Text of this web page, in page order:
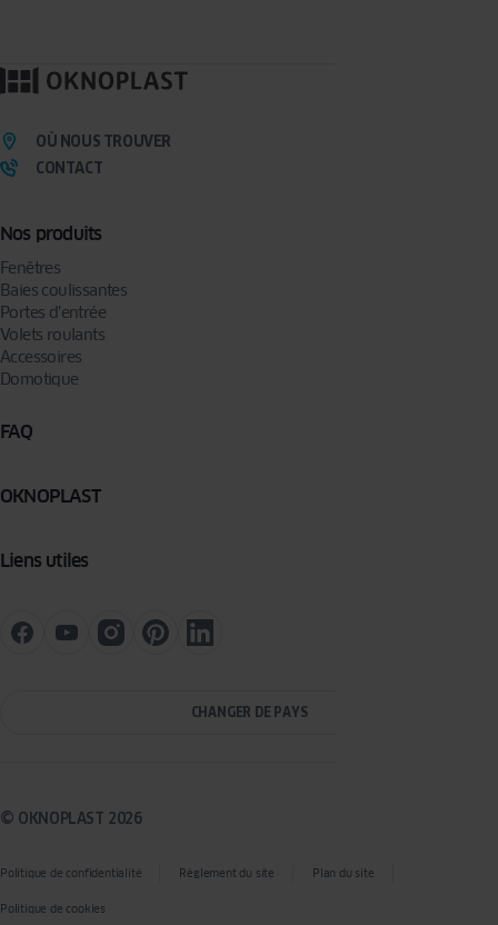
Nos produits
Fenêtres
Baies coulissantes
Portes d’entrée
Volets roulants
Accessoires
Domotique
FAQ
OKNOPLAST
Liens utiles
OÙ NOUS TROUVER
CONTACT
CHANGER DE PAYS
© OKNOPLAST 2026
Politique de confidentialité Règlement du site Plan du site
Politique de cookies